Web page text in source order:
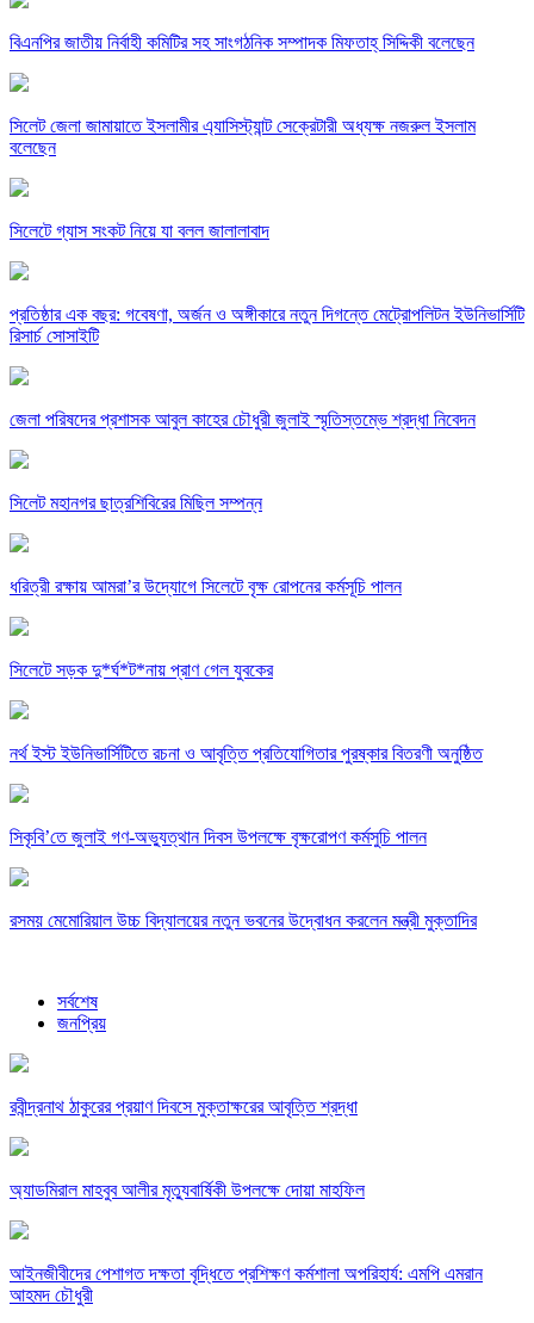
বিএনপির জাতীয় নির্বাহী কমিটির সহ সাংগঠনিক সম্পাদক মিফতাহ্ সিদ্দিকী বলেছেন
সিলেট জেলা জামায়াতে ইসলামীর এ্যাসিস্ট্যান্ট সেক্রেটারী অধ্যক্ষ নজরুল ইসলাম
বলেছেন
সিলেটে গ্যাস সংকট নিয়ে যা বলল জালালাবাদ
প্রতিষ্ঠার এক বছর: গবেষণা, অর্জন ও অঙ্গীকারে নতুন দিগন্তে মেট্রোপলিটন ইউনিভার্সিটি
রিসার্চ সোসাইটি
জেলা পরিষদের প্রশাসক আবুল কাহের চৌধুরী জুলাই স্মৃতিস্তম্ভে শ্রদ্ধা নিবেদন
সিলেট মহানগর ছাত্রশিবিরের মিছিল সম্পন্ন
ধরিত্রী রক্ষায় আমরা’র উদ্যোগে সিলেটে বৃক্ষ রোপনের কর্মসূচি পালন
সিলেটে সড়ক দু*র্ঘ*ট*নায় প্রাণ গেল যুবকের
নর্থ ইস্ট ইউনিভার্সিটিতে রচনা ও আবৃত্তি প্রতিযোগিতার পুরষ্কার বিতরণী অনুষ্ঠিত
সিকৃবি’তে জুলাই গণ-অভ্যুত্থান দিবস উপলক্ষে বৃক্ষরোপণ কর্মসুচি পালন
রসময় মেমোরিয়াল উচ্চ বিদ্যালয়ের নতুন ভবনের উদ্বোধন করলেন মন্ত্রী মুক্তাদির
সর্বশেষ
জনপ্রিয়
রবীন্দ্রনাথ ঠাকুরের প্রয়াণ দিবসে মুক্তাক্ষরের আবৃত্তি শ্রদ্ধা
অ্যাডমিরাল মাহবুব আলীর মৃত্যুবার্ষিকী উপলক্ষে দোয়া মাহফিল
‎আইনজীবীদের পেশাগত দক্ষতা বৃদ্ধিতে প্রশিক্ষণ কর্মশালা অপরিহার্য: এমপি এমরান
আহমদ চৌধুরী